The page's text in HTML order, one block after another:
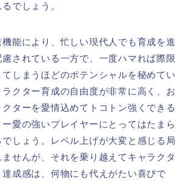
でしょう。
能により、忙しい現代人でも育成を進
されている一方で、一度ハマれば際限
しまうほどのポテンシャルを秘めてい
ラクター育成の自由度が非常に高く、お
ターを愛情込めてトコトン強くできる
愛の強いプレイヤーにとってはたまら
しょう。レベル上げが大変と感じる局
せんが、それを乗り越えてキャラクタ
成感は、何物にも代えがたい喜びで